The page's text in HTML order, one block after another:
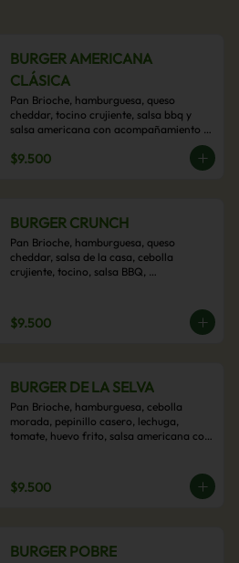
BURGER AMERICANA
CLÁSICA
Pan Brioche, hamburguesa, queso
cheddar, tocino crujiente, salsa bbq y
salsa americana con acompañamiento
$9.500
BURGER CRUNCH
Pan Brioche, hamburguesa, queso
cheddar, salsa de la casa, cebolla
crujiente, tocino, salsa BBQ,
$9.500
BURGER DE LA SELVA
Pan Brioche, hamburguesa, cebolla
morada, pepinillo casero, lechuga,
tomate, huevo frito, salsa americana con
$9.500
BURGER POBRE